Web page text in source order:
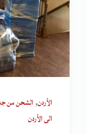
الأردن, الشحن من
الى الأردن